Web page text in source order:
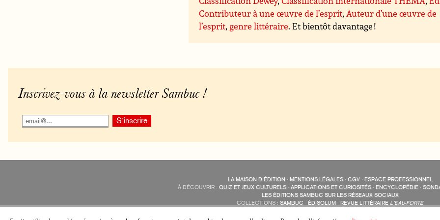
Contributeur à une œuvre de l’esprit,Auteur d’une œuvre de
l’esprit, genre littéraire. Et bientôt davantage !
Inscrivez-vous à la newsletter Sambuc !
LA MAISON D’ÉDITION · MENTIONS LÉGALES· CGV· ESPACE PROFESSIONNEL
À DÉCOUVRIR : QUIZ ET JEUX CULTURELS · APPLICATIONS ET CURIOSITÉS · ENCYCLOPÉDIE ·
LES ÉDITIONS SAMBUC SUR LES RÉSEAUX SOCIAUX
COLLECTIONS : SAMBUC · ÉDISOLUM · REVUE LITTÉRAIRE L’EAU-FORTE